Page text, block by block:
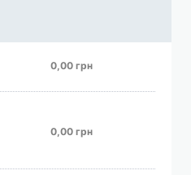
0,00 грн
0,00 грн